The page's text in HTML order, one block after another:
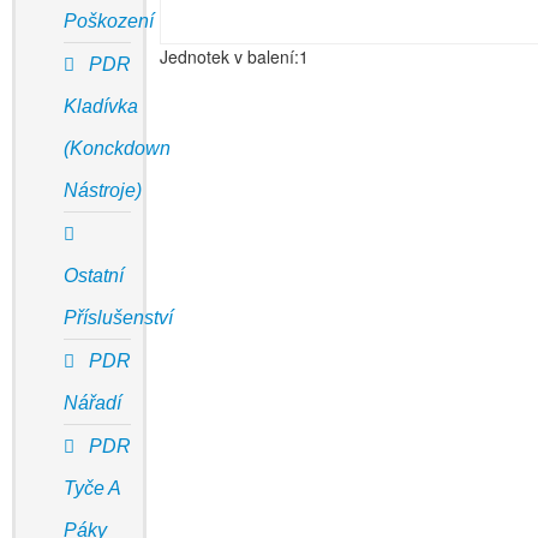
Poškození
PDR
Kladívka
(Konckdown
Nástroje)
Ostatní
Příslušenství
PDR
Nářadí
PDR
Tyče A
Páky
Jednotek v balení:1